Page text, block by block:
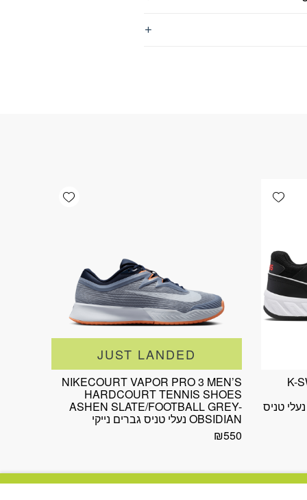
Add wishlist
K-
BLACK/WHITE/POPPY RED נעלי טניס
Add wishlist
JUST LANDED
NIKECOURT VAPOR PRO 3 MEN’S
HARDCOURT TENNIS SHOES
ASHEN SLATE/FOOTBALL GREY-
OBSIDIAN נעלי טניס גברים נייקי
₪550